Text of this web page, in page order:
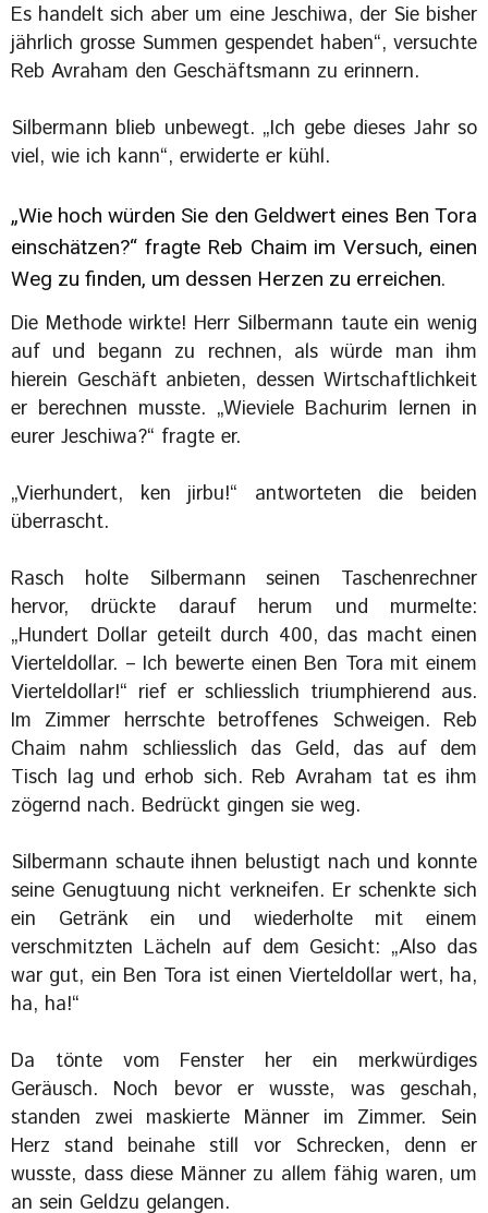
Es handelt sich aber um eine Jeschiwa, der Sie bisher
jährlich grosse Summen gespendet haben“, versuchte
Reb Avraham den Geschäftsmann zu erinnern.
Silbermann blieb unbewegt. „Ich gebe dieses Jahr so
viel, wie ich kann“, erwiderte er kühl.
„Wie hoch würden Sie den Geldwert eines Ben Tora
einschätzen?“ fragte Reb Chaim im Versuch, einen
Weg zu finden, um dessen Herzen zu erreichen.
Die Methode wirkte! Herr Silbermann taute ein wenig
auf und begann zu rechnen, als würde man ihm
hierein Geschäft anbieten, dessen Wirtschaftlichkeit
er berechnen musste. „Wieviele Bachurim lernen in
eurer Jeschiwa?“ fragte er.
„Vierhundert, ken jirbu!“ antworteten die beiden
überrascht.
Rasch holte Silbermann seinen Taschenrechner
hervor, drückte darauf herum und murmelte:
„Hundert Dollar geteilt durch 400, das macht einen
Vierteldollar. – Ich bewerte einen Ben Tora mit einem
Vierteldollar!“ rief er schliesslich triumphierend aus.
Im Zimmer herrschte betroffenes Schweigen. Reb
Chaim nahm schliesslich das Geld, das auf dem
Tisch lag und erhob sich. Reb Avraham tat es ihm
zögernd nach. Bedrückt gingen sie weg.
Silbermann schaute ihnen belustigt nach und konnte
seine Genugtuung nicht verkneifen. Er schenkte sich
ein Getränk ein und wiederholte mit einem
verschmitzten Lächeln auf dem Gesicht: „Also das
war gut, ein Ben Tora ist einen Vierteldollar wert, ha,
ha, ha!“
Da tönte vom Fenster her ein merkwürdiges
Geräusch. Noch bevor er wusste, was geschah,
standen zwei maskierte Männer im Zimmer. Sein
Herz stand beinahe still vor Schrecken, denn er
wusste, dass diese Männer zu allem fähig waren, um
an sein Geldzu gelangen.